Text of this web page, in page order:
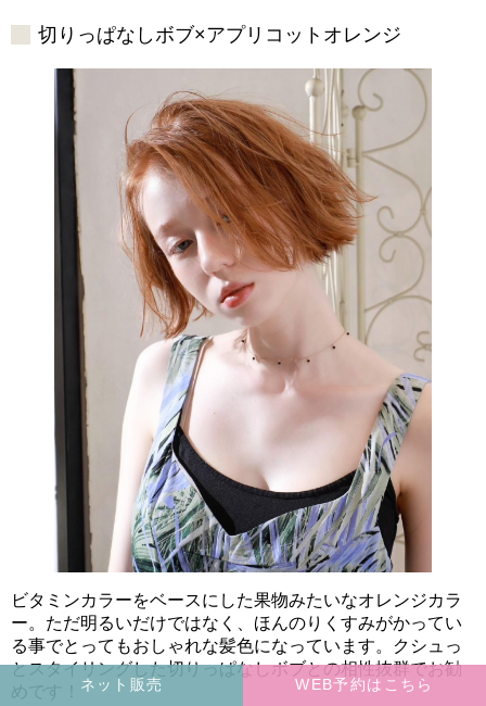
切りっぱなしボブ×アプリコットオレンジ
ビタミンカラーをベースにした果物みたいなオレンジカラ
ー。ただ明るいだけではなく、ほんのりくすみがかってい
る事でとってもおしゃれな髪色になっています。クシュっ
とスタイリングした切りっぱなしボブとの相性抜群でお勧
めです！ ネット販売 WEB予約はこちら